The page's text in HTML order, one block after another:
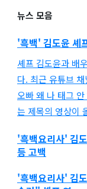
뉴스 모음
'흑백' 김도윤 셰
셰프 김도윤과 배우
다. 최근 유튜브
오빠 왜 나 태그
는 제목의 영상이
'흑백요리사' 김
등 고백
'흑백요리사' 김